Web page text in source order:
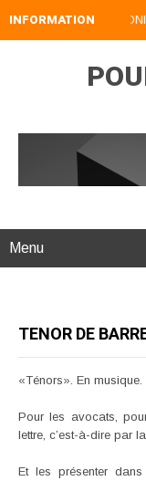
INFORMATION
DISPONIBLES AU
Menu
TENOR DE
«Ténors». En musique.
Pour les avocats,
lettre, c’est-à-dire par
Et les présenter